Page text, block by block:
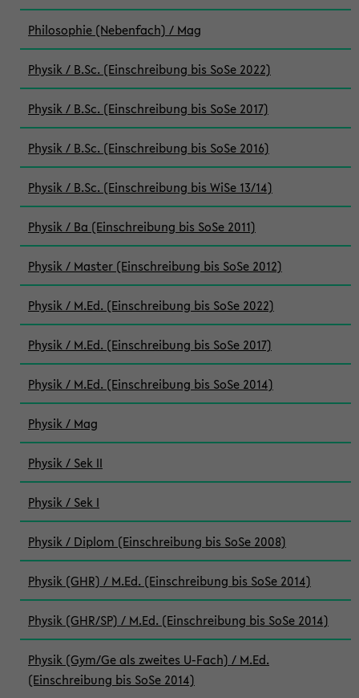
Philosophie (Nebenfach) / Mag
Physik / B.Sc. (Einschreibung bis SoSe 2022)
Physik / B.Sc. (Einschreibung bis SoSe 2017)
Physik / B.Sc. (Einschreibung bis SoSe 2016)
Physik / B.Sc. (Einschreibung bis WiSe 13/14)
Physik / Ba (Einschreibung bis SoSe 2011)
Physik / Master (Einschreibung bis SoSe 2012)
Physik / M.Ed. (Einschreibung bis SoSe 2022)
Physik / M.Ed. (Einschreibung bis SoSe 2017)
Physik / M.Ed. (Einschreibung bis SoSe 2014)
Physik / Mag
Physik / Sek II
Physik / Sek I
Physik / Diplom (Einschreibung bis SoSe 2008)
Physik (GHR) / M.Ed. (Einschreibung bis SoSe 2014)
Physik (GHR/SP) / M.Ed. (Einschreibung bis SoSe 2014)
Physik (Gym/Ge als zweites U-Fach) / M.Ed.
(Einschreibung bis SoSe 2014)